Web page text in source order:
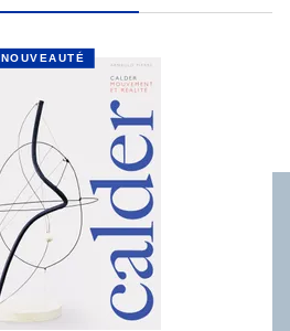
NOUVEAUTÉ